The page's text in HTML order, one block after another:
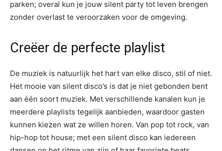
parken; overal kun je jouw silent party tot leven brengen
zonder overlast te veroorzaken voor de omgeving.
Creëer de perfecte playlist
De muziek is natuurlijk het hart van elke disco, stil of niet.
Het mooie van silent disco’s is dat je niet gebonden bent
aan één soort muziek. Met verschillende kanalen kun je
meerdere playlists tegelijk aanbieden, waardoor gasten
kunnen kiezen wat ze willen horen. Van pop tot rock, van
hip-hop tot house; met een silent disco kan iedereen